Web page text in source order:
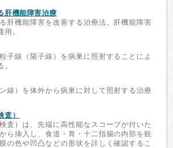
肝機能障害治療
肝機能障害を改善する治療法。肝機能障害
。
子線（陽子線）を病巣に照射することによ
線）を体外から病巣に対して照射する治療
）
査）は、先端に高性能なスコープが付いた
ら挿入し、食道・胃・十二指腸の内部を観
の色や凹凸などの形状を詳しく確認するこ